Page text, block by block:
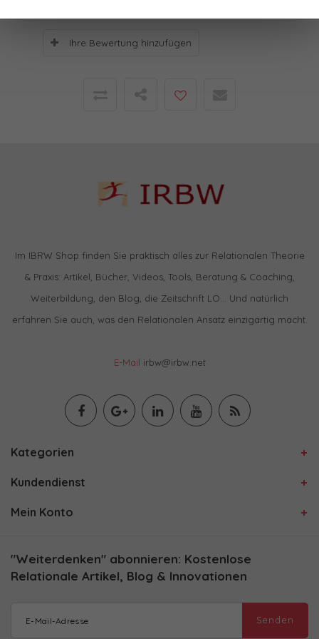
Ihre Bewertung hinzufügen
Im IBRW Shop finden Sie praktisch alles zur Relationalen Theorie
& Praxis: Artikel, Bücher, Videos, Tools, Beratung & Coaching,
Weiterbildung, den Blog, die Zeitschrift LO… Und natürlich
erfahren Sie auch, was den Relationalen Ansatz einzigartig macht.
E-Mail irbw@irbw.net
Kategorien
Kundendienst
Mein Konto
"Weiterdenken" abonnieren: Kostenlose
Relationale Artikel, Blog & Innovationen
Senden